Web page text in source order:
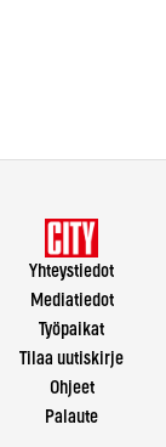
Yhteystiedot
Mediatiedot
Työpaikat
Tilaa uutiskirje
Ohjeet
Palaute